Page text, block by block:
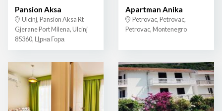
Pansion Aksa
Ulcinj, Pansion Aksa Rt
Gjerane Port Milena, Ulcinj
85360, Црна Гора
Apartman Anika
Petrovac, Petrovac,
Petrovac, Montenegro